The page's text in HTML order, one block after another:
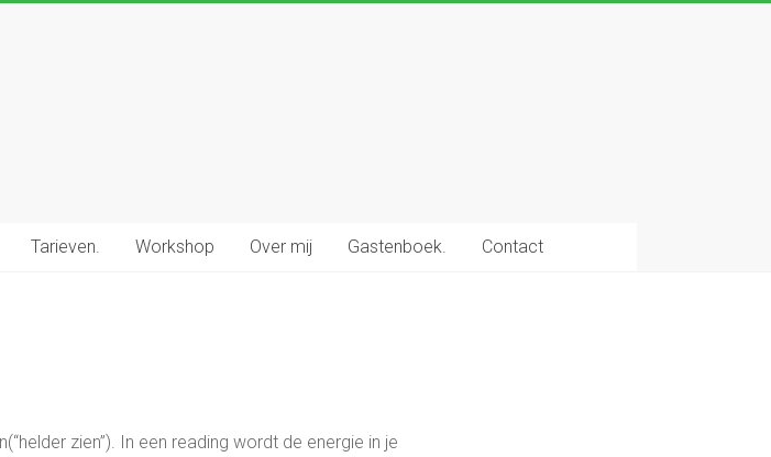
Tarieven. Workshop Over mij Gastenboek. Contact
zien”). In een reading wordt de energie in je